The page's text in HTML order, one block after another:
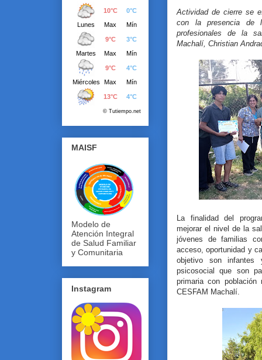
Actividad de cierre se
con la presencia de
profesionales de la
Machalí, Christian
La finalidad del
mejorar el nivel de la
jóvenes de familias
acceso, oportunidad y
objetivo son
psicosocial que son
primaria con
CESFAM Machalí.
MAISF
Modelo de
Atención Integral
de Salud Familiar
y Comunitaria
Instagram